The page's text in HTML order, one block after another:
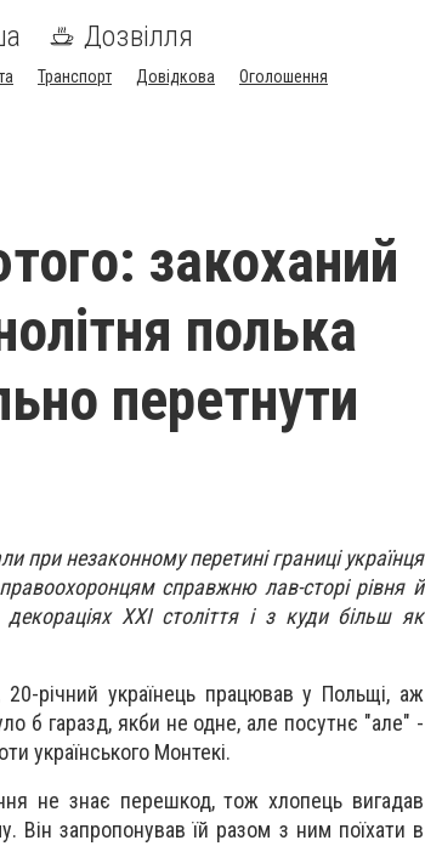
Дозвілля
Транспорт Довідкова
Оголошення
закоханий
полька
перетнути
при незаконному перетині границі українця
справжню лав-сторі рівня й
ХХІ століття і з куди більш як
річний українець працював у Польщі, аж
б гаразд, якби не одне, але посутнє "але" -
українського Монтекі.
не знає перешкод, тож хлопець вигадав
Він запропонував їй разом з ним поїхати в